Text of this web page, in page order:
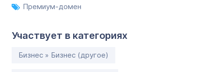
Премиум-домен
Участвует в категориях
Бизнес » Бизнес (другое)